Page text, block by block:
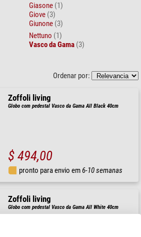
Giasone (1)
Giove (3)
Giunone (3)
Nettuno (1)
Vasco da Gama (3)
Ordenar por:
Zoffoli living
Globo com pedestal Vasco da Gama All Black 40cm
$ 494,00
pronto para envio em6-10 semanas
Zoffoli living
Globo com pedestal Vasco da Gama All White 40cm